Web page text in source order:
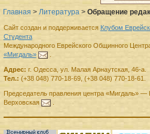
Главная > Литература > Обращение
Сайт создан и поддерживается Клубом
Студента
Международного Еврейского Общинного
«Мигдаль»
.
Адрес: г. Одесса, ул. Малая Арнаутская, 46-а.
Тел.: (+38 048) 770-18-69, (+38 048) 770-18-61
Председатель правленияцентра «Мигдаль»—
Верховская
.